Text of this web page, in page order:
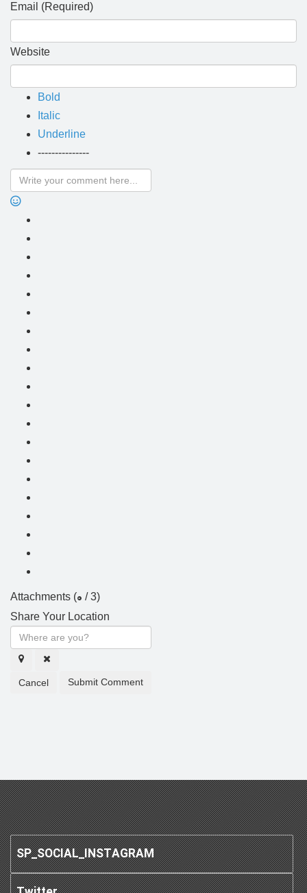
Email (Required)
Website
Bold
Italic
Underline
---------------
Attachments (0 / 3)
Share Your Location
Cancel Submit Comment
SP_SOCIAL_INSTAGRAM